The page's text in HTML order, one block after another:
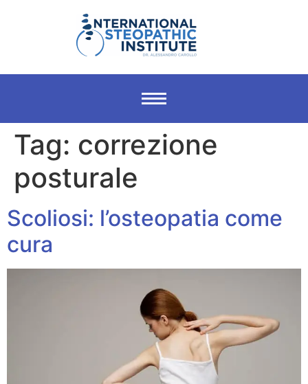
Tag: correzione
posturale
Scoliosi: l’osteopatia come
cura